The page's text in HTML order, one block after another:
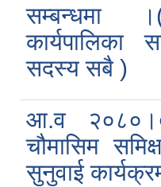
सम्बन्धमा
सदस्य सबै )
आ.व
चौमासिम
सुनुवाई